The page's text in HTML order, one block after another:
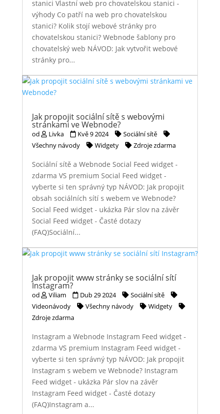
stanici Vlastní web pro chovatelskou stanici -
výhody Co patří na web pro chovatelskou
stanici? Kolik stojí webové stránky pro
chovatelskou stanici? Webnode šablony pro
chovatelský web NÁVOD: Jak vytvořit webové
stránky pro...
Jak propojit sociální sítě s webovými
stránkami ve Webnode?
od Livka Kvě 9 2024
Sociální sítě
Všechny návody
Widgety Zdroje zdarma
Sociální sítě a Webnode Social Feed widget -
zdarma VS premium Social Feed widget -
vyberte si ten správný typ NÁVOD: Jak propojit
obsah sociálních sítí s webem ve Webnode?
Social Feed widget - ukázka Pár slov na závěr
Social Feed widget - Časté dotazy
(FAQ)Sociální...
Jak propojit www stránky se sociální sítí
Instagram?
od Viliam Dub 29 2024
Sociální sítě
Videonávody
Všechny návody
Widgety
Zdroje zdarma
Instagram a Webnode Instagram Feed widget -
zdarma VS premium Instagram Feed widget -
vyberte si ten správný typ NÁVOD: Jak propojit
Instagram s webem ve Webnode? Instagram
Feed widget - ukázka Pár slov na závěr
Instagram Feed widget - Časté dotazy
(FAQ)Instagram a...